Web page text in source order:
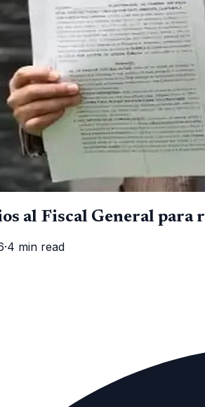
al Fiscal General para
·4 min read